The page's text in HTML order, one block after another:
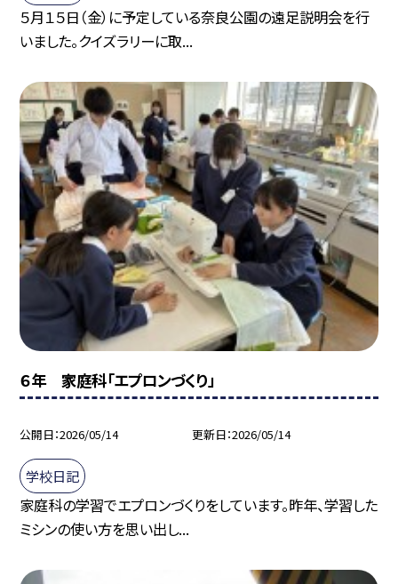
５月１５日（金）に予定している奈良公園の遠足説明会を行
いました。クイズラリーに取...
６年 家庭科「エプロンづくり」
公開日 2026/05/14 更新日 2026/05/14
学校日記
家庭科の学習でエプロンづくりをしています。昨年、学習した
ミシンの使い方を思い出し...